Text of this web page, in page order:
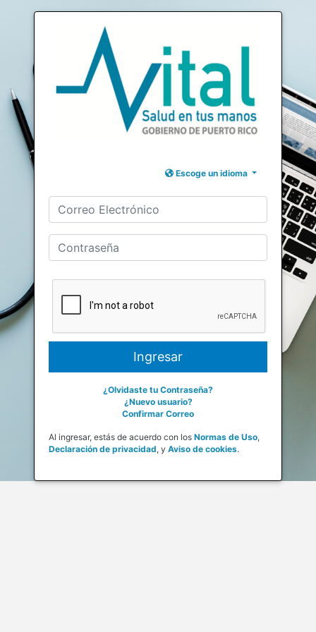
Escoge un idioma
¿Olvidaste tu Contraseña?
¿Nuevo usuario?
Confirmar Correo
Al ingresar, estás de acuerdo con los Normas de Uso,
Declaración de privacidad, y Aviso de cookies.